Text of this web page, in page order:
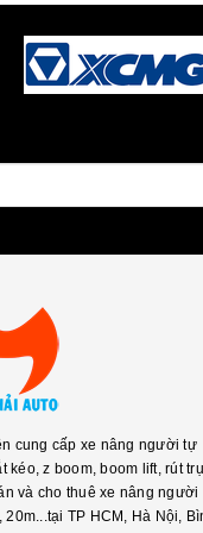
cung cấp xe nâng người tự
kéo, z boom, boom lift, rút
và cho thuê xe nâng người
TP HCM, Hà Nội,